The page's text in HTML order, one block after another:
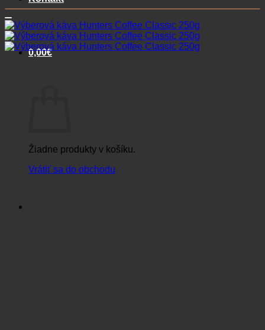
0,00€
Žiadne produkty v košíku.
Vrátiť sa do obchodu